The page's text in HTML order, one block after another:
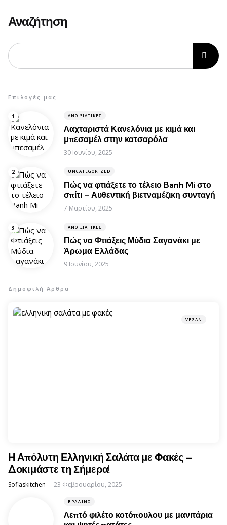
Αναζήτηση
Επιλογές μας
ΑΝΟΙΞΙΆΤΙΚΕΣ
Λαχταριστά Κανελόνια με κιμά και
μπεσαμέλ στην κατσαρόλα
30 Ιουνίου, 2025
UNCATEGORIZED
Πώς να φτιάξετε το τέλειο Banh Mi στο
σπίτι – Αυθεντική βιετναμέζικη συνταγή
7 Μαρτίου, 2025
ΑΝΟΙΞΙΆΤΙΚΕΣ
Πώς να Φτιάξεις Μύδια Σαγανάκι με
Άρωμα Ελλάδας
9 Ιουνίου, 2025
Δημοφιλή Άρθρα
VEGAN
Η Απόλυτη Ελληνική Σαλάτα με Φακές –
Δοκιμάστε τη Σήμερα!
Posted
Sofiaskitchen 23 Φεβρουαρίου, 2025
ΒΡΑΔΙΝΌ
Λεπτό φιλέτο κοτόπουλου με μανιτάρια